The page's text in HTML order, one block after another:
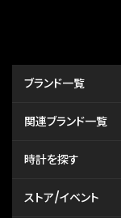
ブランド一覧
関連ブランド一覧
時計を探す
ストア/イベント